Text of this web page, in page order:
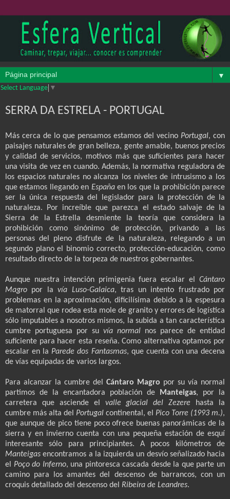
▼
Select Language ▼
SERRA DA ESTRELA - PORTUGAL
Más cerca de lo que pensamos estamos del vecino Portugal, con
paisajes naturales de gran belleza, gente amable, buenos precios
y calidad de servicios, motivos más que suficientes para hacer
una visita de vez en cuando. Además, la normativa reguladora de
los espacios naturales no alcanza los niveles de intrusismo a los
que estamos llegando en Españaen los que la prohibición parece
ser la única respuesta del legislador para la protección de la
naturaleza. Por increíble que parezca el estado salvaje de la
Sierra de la Estrella desmiente la teoría que considera la
prohibición como sinónimo de protección, privando a las
personas del pleno disfrute de la naturaleza, relegando a un
segundo plano el binomio correcto, protección-educación, como
resultado directo de la torpeza de nuestros gobernantes.
Aunque nuestra intención primigenia fuera escalar el Cántaro
Magro por lavía Luso-Galaica, tras un intento frustrado por
problemas en la aproximación, dificilísima debido a la espesura
de matorral que rodea esta mole de granito y errores de logística
sólo imputables a nosotros mismos, la subida a tan característica
cumbre portuguesa por su vía normal nos parece de entidad
suficiente para hacer esta reseña. Como alternativa optamos por
escalar en la Parede dos Fantasmas, que cuenta con una decena
de vías equipadas de varios largos.
Para alcanzar la cumbre del Cántaro Magro por su vía normal
partimos de la encantadora población de
Manteigas, por la
carretera que asciende el valle glacial del Zezere hasta la
cumbre más alta del Portugal continental, el Pico Torre (1993 m.),
que aunque de pico tiene poco ofrece buenas panorámicas de la
sierra y en invierno cuenta con una pequeña estación de esquí
interesante sólo para principiantes. A pocos kilómetros de
Manteigas encontramos a la izquierda un desvío señalizado hacia
el Poço do Inferno, una pintoresca cascada desde la que parte un
camino para los amantes del descenso de barrancos, con un
croquis detallado del descenso del Ribeira de Leandres.